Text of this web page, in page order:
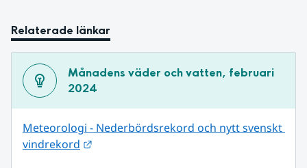
Relaterade länkar
Månadens väder och vatten, februari
2024
Meteorologi - Nederbördsrekord och nytt svenskt
vindrekord